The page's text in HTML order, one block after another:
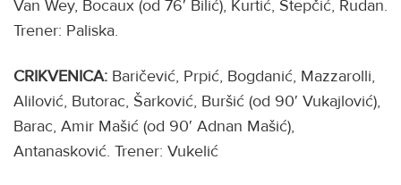
Van Wey, Bocaux (od 76′ Bilić), Kurtić, Stepčić, Rudan.
Trener: Paliska.
CRIKVENICA: Baričević, Prpić, Bogdanić, Mazzarolli,
Alilović, Butorac, Šarković, Buršić (od 90′ Vukajlović),
Barac, Amir Mašić (od 90′ Adnan Mašić),
Antanasković. Trener: Vukelić